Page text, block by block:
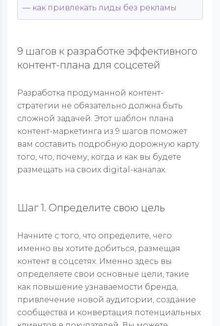
— как привлекать лиды без рекламы
9 шагов к разработке эффективного
контент-плана для соцсетей
Разработка продуманной контент-
стратегии не обязательно должна быть
сложной задачей. Этот шаблон плана
контент-маркетинга из 9 шагов поможет
вам составить подробную дорожную карту
того, что, почему, когда и как вы будете
размещать на своих digital-каналах.
Шаг 1. Определите свою цель
Начните с того, что определите, чего
именно вы хотите добиться, размещая
контент в соцсетях. Именно здесь вы
определяете свои основные цели, такие
как повышение узнаваемости бренда,
привлечение новой аудитории, создание
сообщества и конвертация потенциальных